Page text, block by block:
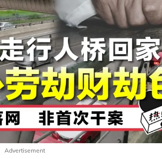
Advertisement